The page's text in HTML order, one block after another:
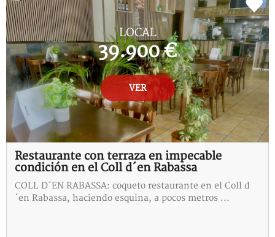
LOCAL
39.900 €
VER
Restaurante con terraza en impecable
condición en el Coll d´en Rabassa
COLL D´EN RABASSA: coqueto restaurante en el Coll d
´en Rabassa, haciendo esquina, a pocos metros ...